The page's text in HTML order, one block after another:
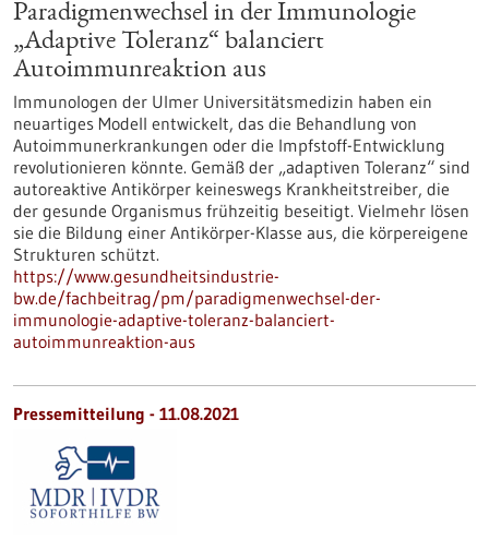
Paradigmenwechsel in der Immunologie
„Adaptive Toleranz“ balanciert
Autoimmunreaktion aus
Immunologen der Ulmer Universitätsmedizin haben ein
neuartiges Modell entwickelt, das die Behandlung von
Autoimmunerkrankungen oder die Impfstoff-Entwicklung
revolutionieren könnte. Gemäß der „adaptiven Toleranz“ sind
autoreaktive Antikörper keineswegs Krankheitstreiber, die
der gesunde Organismus frühzeitig beseitigt. Vielmehr lösen
sie die Bildung einer Antikörper-Klasse aus, die körpereigene
Strukturen schützt.
https://www.gesundheitsindustrie-
bw.de/fachbeitrag/pm/paradigmenwechsel-der-
immunologie-adaptive-toleranz-balanciert-
autoimmunreaktion-aus
Pressemitteilung - 11.08.2021